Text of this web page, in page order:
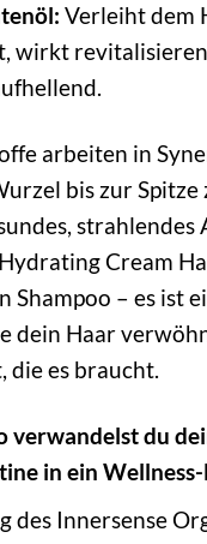
Verleiht dem
wirkt
arbeiten in
bis zur Spitze
strahlendes
Cream
Shampoo – es ist
dein Haar
die es braucht.
verwandelst du
in ein
des Innersense